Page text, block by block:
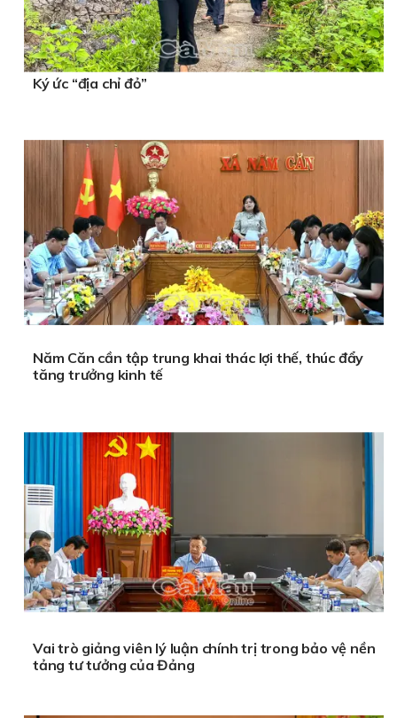
Ký ức “địa chỉ đỏ”
Năm Căn cần tập trung khai thác lợi thế, thúc đẩy
tăng trưởng kinh tế
Vai trò giảng viên lý luận chính trị trong bảo vệ nền
tảng tư tưởng của Đảng